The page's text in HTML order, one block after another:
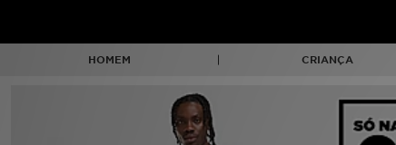
HOMEM CRIANÇA